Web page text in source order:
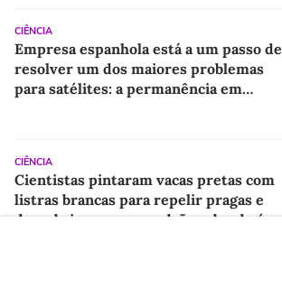
CIÊNCIA
Empresa espanhola está a um passo de
resolver um dos maiores problemas
para satélites: a permanência em
CIÊNCIA
Cientistas pintaram vacas pretas com
listras brancas para repelir pragas e
descobriram que o padrão zebrado é